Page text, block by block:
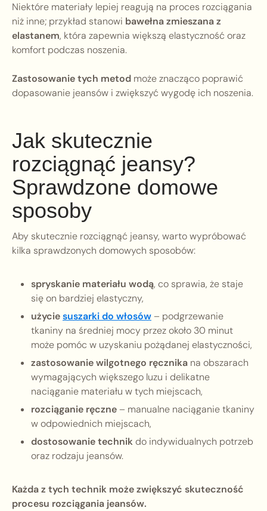
Niektóre materiały lepiej reagują na proces rozciągania
niż inne; przykład stanowi bawełna zmieszana z
elastanem, która zapewnia większą elastyczność oraz
komfort podczas noszenia.
Zastosowanie tych metod może znacząco poprawić
dopasowanie jeansów i zwiększyć wygodę ich noszenia.
Jak skutecznie
rozciągnąć jeansy?
Sprawdzone domowe
sposoby
Aby skutecznie rozciągnąć jeansy, warto wypróbować
kilka sprawdzonych domowych sposobów:
spryskanie materiału wodą, co sprawia, że staje
się on bardziej elastyczny,
użyciesuszarki do włosów– podgrzewanie
tkaniny na średniej mocy przez około 30 minut
może pomóc w uzyskaniu pożądanej elastyczności,
zastosowanie wilgotnego ręcznika na obszarach
wymagających większego luzu i delikatne
naciąganie materiału w tych miejscach,
rozciąganie ręczne– manualne naciąganie tkaniny
w odpowiednich miejscach,
dostosowanie technikdo indywidualnych potrzeb
oraz rodzaju jeansów.
Każda z tych technik może zwiększyć skuteczność
procesu rozciągania jeansów.